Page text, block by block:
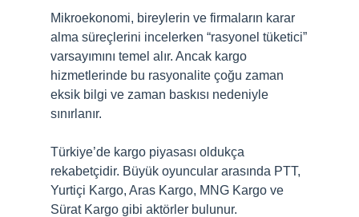
Mikroekonomi, bireylerin ve firmaların karar
alma süreçlerini incelerken “rasyonel tüketici”
varsayımını temel alır. Ancak kargo
hizmetlerinde bu rasyonalite çoğu zaman
eksik bilgi ve zaman baskısı nedeniyle
sınırlanır.
Türkiye’de kargo piyasası oldukça
rekabetçidir. Büyük oyuncular arasında PTT,
Yurtiçi Kargo, Aras Kargo, MNG Kargo ve
Sürat Kargo gibi aktörler bulunur.